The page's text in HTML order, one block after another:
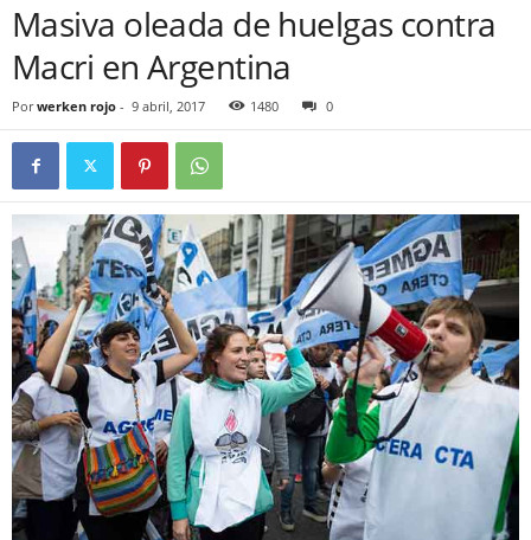
Masiva oleada de huelgas contra
Macri en Argentina
Por werken rojo - 9 abril, 2017 1480 0